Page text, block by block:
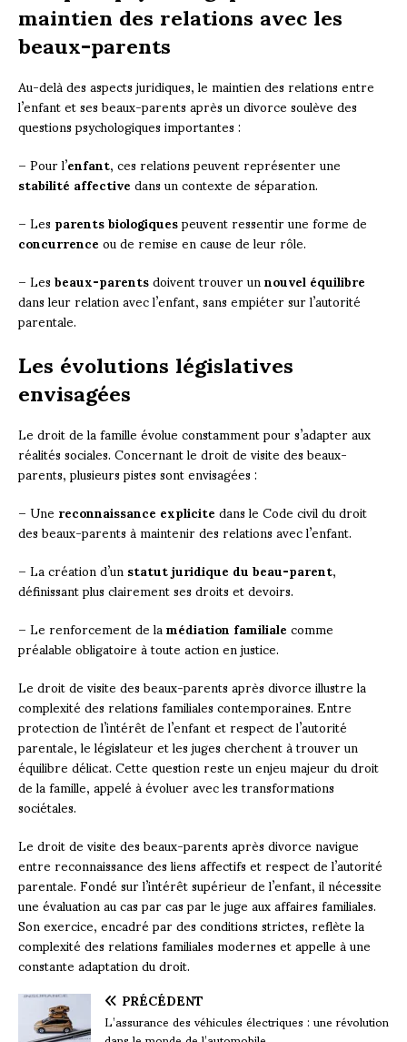
maintien des relations avec les
beaux-parents
Au-delà des aspects juridiques, le maintien des relations entre
l’enfant et ses beaux-parents après un divorce soulève des
questions psychologiques importantes :
– Pour l’enfant, ces relations peuvent représenter une
stabilité affectivedans un contexte de séparation.
– Lesparents biologiquespeuvent ressentir une forme de
concurrenceou de remise en cause de leur rôle.
– Lesbeaux-parentsdoivent trouver unnouvel équilibre
dans leur relation avec l’enfant, sans empiéter sur l’autorité
parentale.
Les évolutions législatives
envisagées
Le droit de la famille évolue constamment pour s’adapter aux
réalités sociales. Concernant le droit de visite des beaux-
parents, plusieurs pistes sont envisagées :
– Unereconnaissance explicitedans le Code civil du droit
des beaux-parents à maintenir des relations avec l’enfant.
– La création d’unstatut juridique du beau-parent,
définissant plus clairement ses droits et devoirs.
– Le renforcement de lamédiation familialecomme
préalable obligatoire à toute action en justice.
Le droit de visite des beaux-parents après divorce illustre la
complexité des relations familiales contemporaines. Entre
protection de l’intérêt de l’enfant et respect de l’autorité
parentale, le législateur et les juges cherchent à trouver un
équilibre délicat. Cette question reste un enjeu majeur du droit
de la famille, appelé à évoluer avec les transformations
sociétales.
Le droit de visite des beaux-parents après divorce navigue
entre reconnaissance des liens affectifs et respect de l’autorité
parentale. Fondé sur l’intérêt supérieur de l’enfant, il nécessite
une évaluation au cas par cas par le juge aux affaires familiales.
Son exercice, encadré par des conditions strictes, reflète la
complexité des relations familiales modernes et appelle à une
constante adaptation du droit.
PRÉCÉDENT
L’assurance des véhicules électriques : une révolution